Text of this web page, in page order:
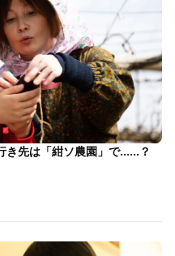
き先は「紺ソ農園」で……？